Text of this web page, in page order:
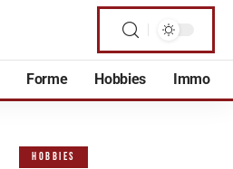
Forme Hobbies Immo
HOBBIES